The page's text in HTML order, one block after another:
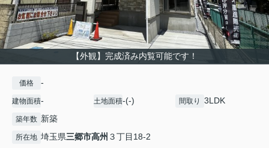
【外観】完成済み内覧可能です！
価格 -
建物面積- 土地面積-(-) 間取り 3LDK
築年数 新築
所在地 埼玉県三郷市高州 ３丁目18-2